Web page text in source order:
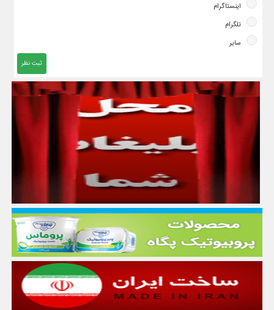
اینستاگرام
تلگرام
سایر
ثبت نظر